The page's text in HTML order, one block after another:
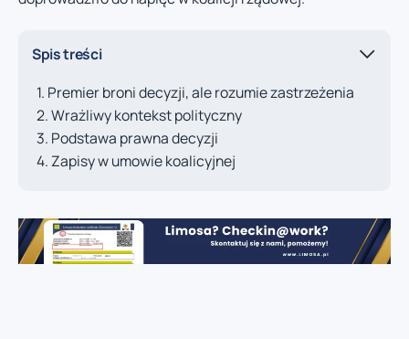
Spis treści
Premier broni decyzji, ale rozumie zastrzeżenia
Wrażliwy kontekst polityczny
Podstawa prawna decyzji
Zapisy w umowie koalicyjnej